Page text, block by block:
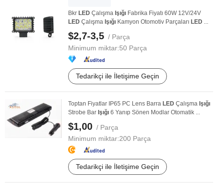
Bkr LED Çalışma Işığı Fabrika Fiyatı 60W 12V/24V
LED Çalışma Işığı Kamyon Otomotiv Parçaları LED ...
$2,7-3,5 / Parça
Minimum miktar:50 Parça
Tedarikçi ile İletişime Geçin
Toptan Fiyatlar IP65 PC Lens Barra LED Çalışma Işığı
Strobe Bar Işığı 6 Yanıp Sönen Modlar Otomatik ...
$1,00 / Parça
Minimum miktar:200 Parça
Tedarikçi ile İletişime Geçin